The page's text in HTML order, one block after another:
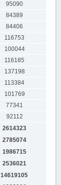
95090
84389
84406
116753
100044
116185
137198
113384
101769
77341
92112
2614323
2785074
1986715
2536021
14619105